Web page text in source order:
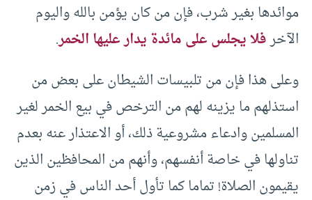
موائدها بغير شرب، فإن من كان يؤمن بالله واليوم
الآخرفلا يجلس على مائدة يدار عليها الخمر.
وعلى هذا فإن من تلبيسات الشيطان على بعض من
استذلهم ما يزينه لهم من الترخص في بيع الخمر لغير
المسلمين وادعاء مشروعية ذلك، أو الاعتذار عنه بعدم
تناولها في خاصة أنفسهم، وأنهم من المحافظين الذين
يقيمون الصلاة! تماما كما تأول أحد الناس في زمن